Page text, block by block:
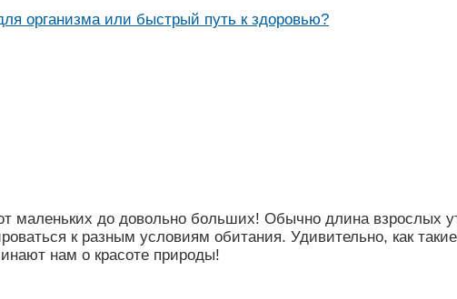
организма или быстрый путь к здоровью?
маленьких до довольно больших! Обычно длина взрослых
к разным условиям обитания. Удивительно, как
нам о красоте природы!